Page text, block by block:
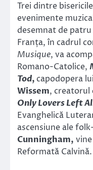
Trei dintre
evenimente
desemnat de
Franța, în cadrul
Musique, va
Romano-Catolice,
Tod, capodopera
Wissem, creatorul
Only Lovers Left
Evanghelică
ascensiune ale
Cunningham,
Reformată Calvină.